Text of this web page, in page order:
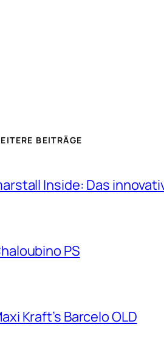
BEITRÄGE
Inside: Das
PS
Kraft’s Barcelo OLD